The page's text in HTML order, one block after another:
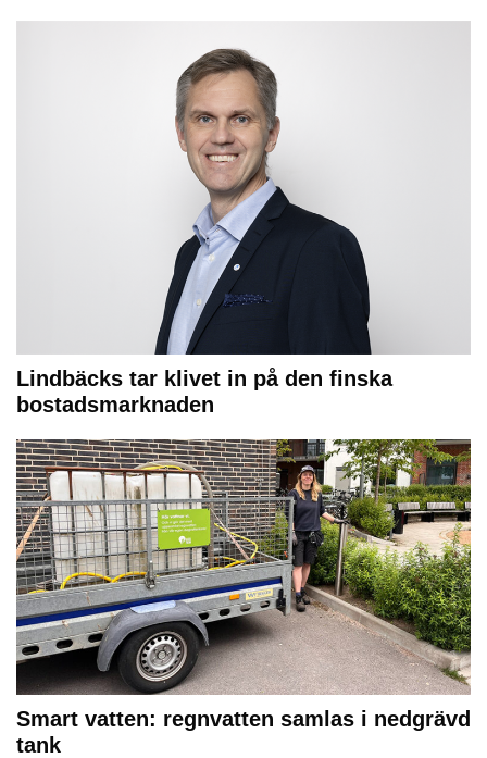
Lindbäcks tar klivet in på den finska
bostadsmarknaden
Smart vatten: regnvatten samlas i nedgrävd
tank